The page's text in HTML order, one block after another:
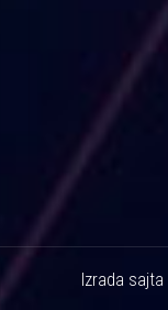
Izrada sajta